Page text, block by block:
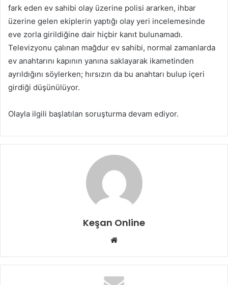
fark eden ev sahibi olay üzerine polisi ararken, ihbar
üzerine gelen ekiplerin yaptığı olay yeri incelemesinde
eve zorla girildiğine dair hiçbir kanıt bulunamadı.
Televizyonu çalınan mağdur ev sahibi, normal zamanlarda
ev anahtarını kapının yanına saklayarak ikametinden
ayrıldığını söylerken; hırsızın da bu anahtarı bulup içeri
girdiği düşünülüyor.
Olayla ilgili başlatılan soruşturma devam ediyor.
Keşan Online
Web